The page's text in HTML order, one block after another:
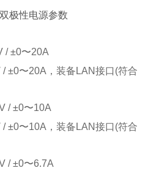
极性电源参数
/ ±0〜20A
/ ±0〜20A，装备LAN接口(符合
/ ±0〜10A
/ ±0〜10A，装备LAN接口(符合
/ ±0〜6.7A